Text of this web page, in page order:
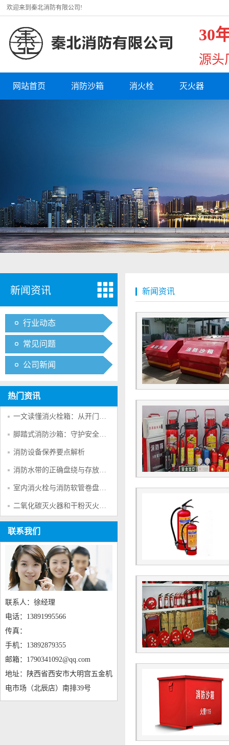
欢迎来到秦北消防有限公司!
30
源头
网站首页 消防沙箱 消火栓 灭火器
新闻资讯
行业动态
常见问题
公司新闻
热门资讯
一文读懂消火栓箱：从开门方向到安全使用
脚踏式消防沙箱：守护安全的“无声卫士”
消防设备保养要点解析
消防水带的正确盘绕与存放方法
室内消火栓与消防软管卷盘知识解析
二氧化碳灭火器和干粉灭火器的区别？一文读懂对比分析
联系我们
联系人：徐经理
电话：13891995566
传真：
手机：13892879355
邮箱：1790341092@qq.com
地址：陕西省西安市大明宫五金机
电市场（北辰店）南排39号
新闻资讯